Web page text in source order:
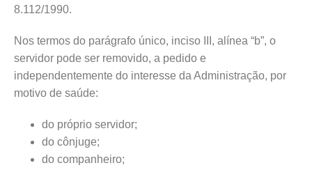
8.112/1990.
Nos termos do parágrafo único, inciso III, alínea “b”, o
servidor pode ser removido, a pedido e
independentemente do interesse da Administração, por
motivo de saúde:
do próprio servidor;
do cônjuge;
do companheiro;